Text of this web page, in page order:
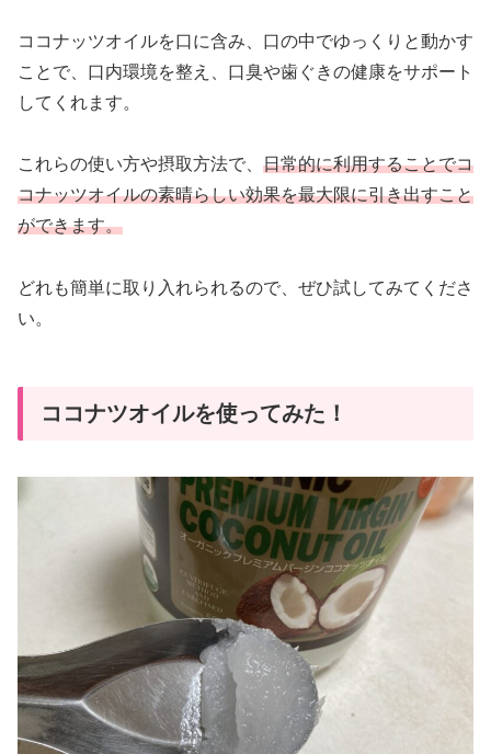
ココナッツオイルを口に含み、口の中でゆっくりと動かす
ことで、口内環境を整え、口臭や歯ぐきの健康をサポート
してくれます。
これらの使い方や摂取方法で、 日常的に利用することでコ
コナッツオイルの素晴らしい効果を最大限に引き出すこと
ができます。
どれも簡単に取り入れられるので、ぜひ試してみてくださ
い。
ココナツオイルを使ってみた！